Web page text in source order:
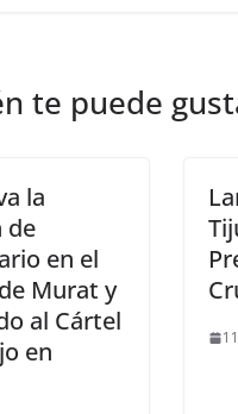
te puede
la
de
en el
Murat y
al Cártel
en